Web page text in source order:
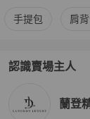
更多Dior 相
手提包 肩
認識賣場主人
PopChill 拍拍圈
蘭登